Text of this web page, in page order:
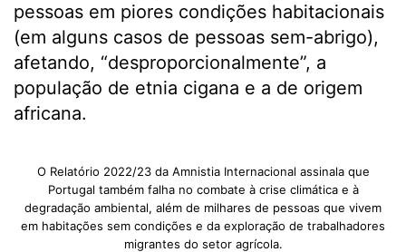
pessoas em piores condições habitacionais
(em alguns casos de pessoas sem-abrigo),
afetando, “desproporcionalmente”, a
população de etnia cigana e a de origem
africana.
O Relatório 2022/23 da Amnistia Internacional assinala que
Portugal também falha no combate à crise climática e à
degradação ambiental, além de milhares de pessoas que vivem
em habitações sem condições e da exploração de trabalhadores
migrantes do setor agrícola.